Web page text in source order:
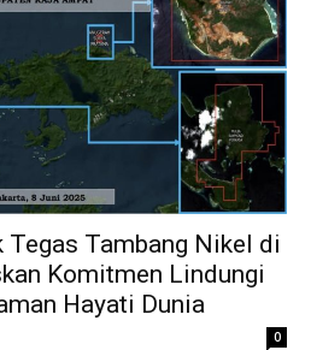
Tambang Nikel di
Komitmen Lindungi
Hayati Dunia
0